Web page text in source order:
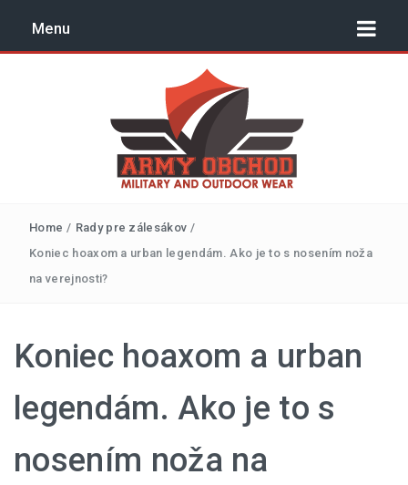
Menu
NÁVODY
Outdoor, surival, army –
blog | armyobchod.sk
Home / Rady pre zálesákov /
Koniec hoaxom a urban legendám. Ako je to s nosením noža
na verejnosti?
Koniec hoaxom a urban
legendám. Ako je to s
nosením noža na